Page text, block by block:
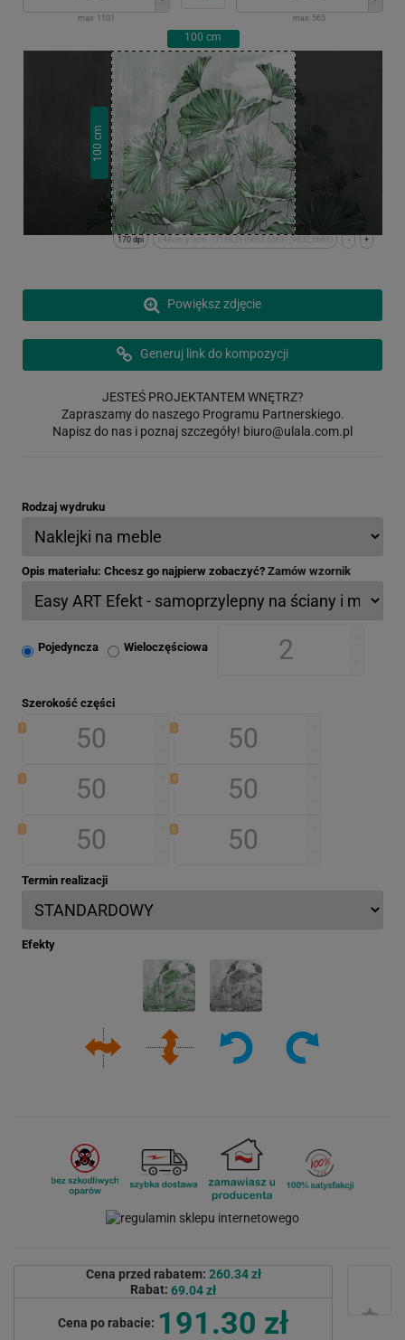
max: 1101 max: 565
100 cm
100
cm
+
-
x:48cm y:0cm | (3168,0) (6663,6663) (9832,6663)
170 dpi
Powiększ zdjęcie
Generuj link do kompozycji
JESTEŚ PROJEKTANTEM WNĘTRZ?
Zapraszamy do naszego Programu Partnerskiego.
Napisz do nas i poznaj szczegóły! biuro@ulala.com.pl
Rodzaj wydruku
Opis materiału: Chcesz go najpierw zobaczyć? Zamów wzornik
Pojedyncza Wieloczęściowa
Szerokość części
1 2
3 4
5 6
Termin realizacji
Efekty
Cena przed rabatem: 260.34 zł
Rabat: 69.04 zł
Cena po rabacie: 191.30 zł